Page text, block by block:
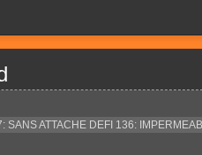
SANS ATTACHE DEFI 136: